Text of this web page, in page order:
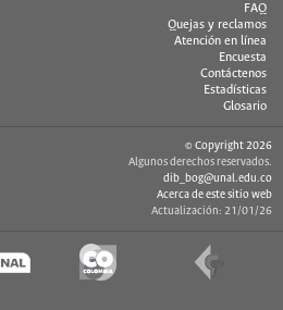
FAQ
Quejas y reclamos
Atención en línea
Encuesta
Contáctenos
Estadísticas
Glosario
© Copyright 2026
Algunos derechos reservados.
dib_bog@unal.edu.co
Acerca de este sitio web
Actualización: 21/01/26